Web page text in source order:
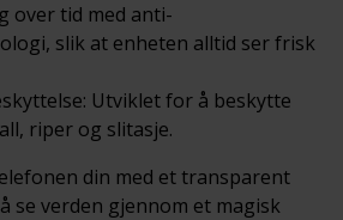
over tid med anti-
slik at enheten alltid ser frisk
Utviklet for å beskytte
riper og slitasje.
din med et transparent
se verden gjennom et magisk